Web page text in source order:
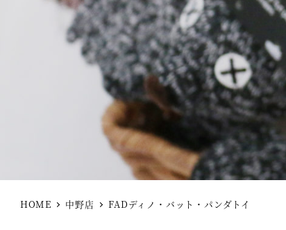
HOME 中野店 FADディノ・バット・パンダトイ